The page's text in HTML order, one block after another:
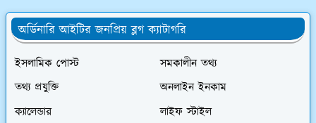
অর্ডিনারি আইটির জনপ্রিয় ব্লগ ক্যাটাগরি
ইসলামিক পোস্ট
সমকালীন তথ্য
তথ্য প্রযুক্তি
অনলাইন ইনকাম
ক্যালেন্ডার
লাইফ স্টাইল